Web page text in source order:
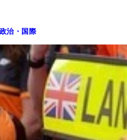
政治・国際